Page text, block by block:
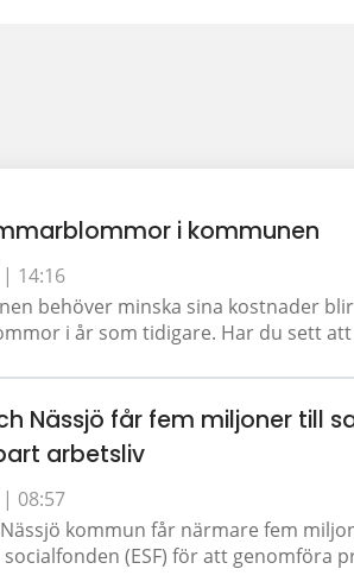
i kommunen
14:16
behöver minska sina kostnader
i år som tidigare. Har du sett
Nässjö får fem miljoner till
arbetsliv
08:57
Nässjö kommun får närmare fem
socialfonden (ESF) för att genomföra